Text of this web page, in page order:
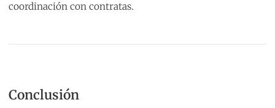
coordinación con contratas.
Conclusión